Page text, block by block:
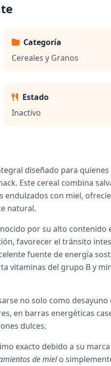
Categoría
Cereales y Granos
Estado
Inactivo
diseñado para
Este cereal combina
endulzados con miel,
natural.
por su alto contenido
favorecer el tránsito
fuente de energía
vitaminas del grupo B y
no solo como desayuno
en barras energéticas
dulces.
exacto debido a su
de mielo